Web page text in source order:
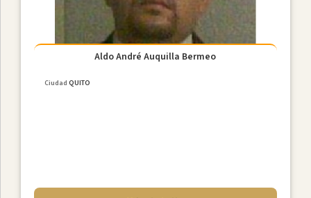
Aldo André Auquilla Bermeo
Ciudad QUITO